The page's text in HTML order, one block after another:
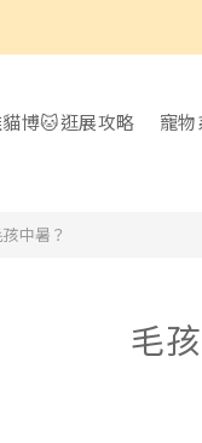
博🐱逛展攻略 寵物
中暑？
毛